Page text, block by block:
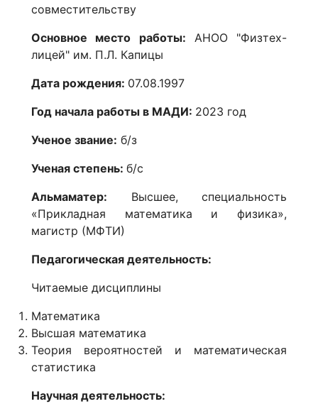
совместительству
Основное место работы: АНОО "Физтех-
лицей" им. П.Л. Капицы
Дата рождения: 07.08.1997
Год начала работы в МАДИ: 2023 год
Ученое звание: б/з
Ученая степень: б/с
Альмаматер: Высшее, специальность
«Прикладная математика и физика»,
магистр (МФТИ)
Педагогическая деятельность:
Читаемые дисциплины
Математика
Высшая математика
Теория вероятностей и математическая
статистика
Научная деятельность: